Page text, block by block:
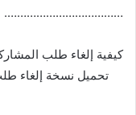
……………………………….
كيفية إلغاء طلب
تحميل نسخة إلغاء